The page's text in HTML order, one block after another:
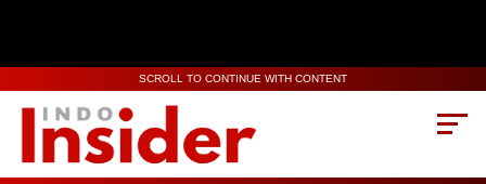
SCROLL TO CONTINUE WITH CONTENT